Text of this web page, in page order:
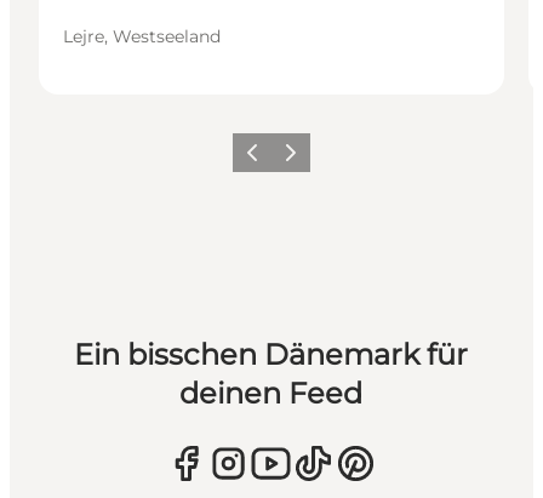
Lejre, Westseeland
ZurückWeiter
Ein bisschen Dänemark für
deinen Feed